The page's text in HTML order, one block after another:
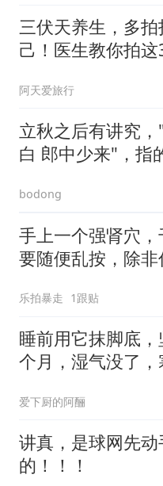
三伏天养生，多拍
己！医生教你拍这
络
阿天爱旅行
立秋之后有讲究
白 郎中少来"，指
bodong
手上一个强肾穴，
要随便乱按，除非
乐拍暴走 1跟贴
睡前用它抹脚底，
个月，湿气没了，
爱下厨的阿酾
讲真，是球网先动
的！！！